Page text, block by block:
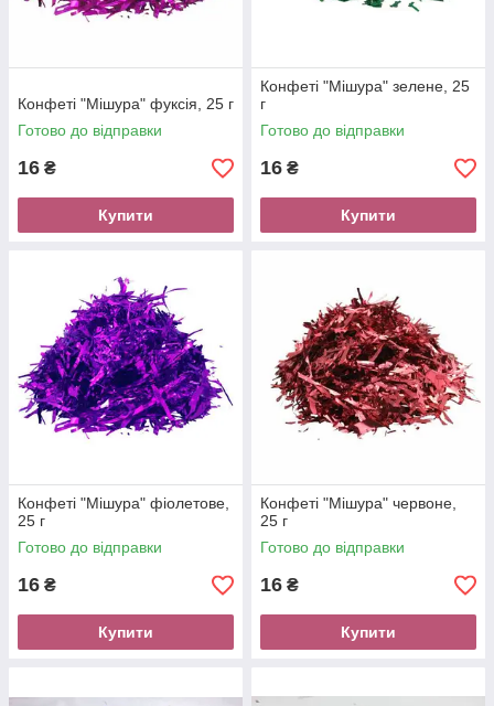
Конфеті "Мішура" фуксія, 25 г
Готово до відправки
16 ₴
Купити
Конфеті "Мішура" зелене, 25
г
Готово до відправки
16 ₴
Купити
Конфеті "Мішура" фіолетове,
25 г
Готово до відправки
16 ₴
Купити
Конфеті "Мішура" червоне,
25 г
Готово до відправки
16 ₴
Купити